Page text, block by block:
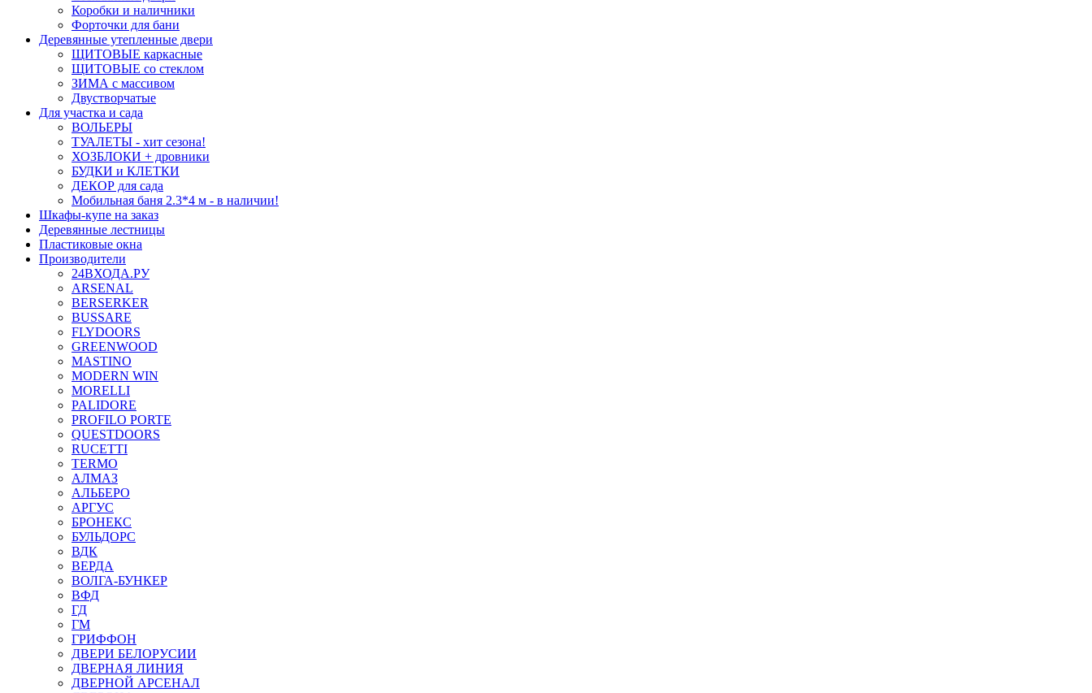
Коробки и наличники
Форточки для бани
Деревянные утепленные двери
ЩИТОВЫЕ каркасные
ЩИТОВЫЕ со стеклом
ЗИМА с массивом
Двустворчатые
Для участка и сада
ВОЛЬЕРЫ
ТУАЛЕТЫ - хит сезона!
ХОЗБЛОКИ + дровники
БУДКИ и КЛЕТКИ
ДЕКОР для сада
Мобильная баня 2.3*4 м - в наличии!
Шкафы-купе на заказ
Деревянные лестницы
Пластиковые окна
Производители
24ВХОДА.РУ
ARSENAL
BERSERKER
BUSSARE
FLYDOORS
GREENWOOD
MASTINO
MODERN WIN
MORELLI
PALIDORE
PROFILO PORTE
QUESTDOORS
RUCETTI
TERMO
АЛМАЗ
АЛЬБЕРО
АРГУС
БРОНЕКС
БУЛЬДОРС
ВДК
ВЕРДА
ВОЛГА-БУНКЕР
ВФД
ГД
ГМ
ГРИФФОН
ДВЕРИ БЕЛОРУСИИ
ДВЕРНАЯ ЛИНИЯ
ДВЕРНОЙ АРСЕНАЛ